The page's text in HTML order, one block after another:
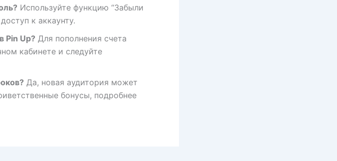
Используйте функцию “Забыли
к аккаунту.
Pin Up? Для пополнения счета
кабинете и следуйте
Да, новая аудитория может
бонусы, подробнее